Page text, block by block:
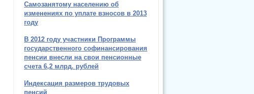
Самозанятому населению об
изменениях по уплате взносов в 2013
году
В 2012 году участники Программы
государственного софинансирования
пенсии внесли на свои пенсионные
счета 6,2 млрд. рублей
Индексация размеров трудовых
пенсий